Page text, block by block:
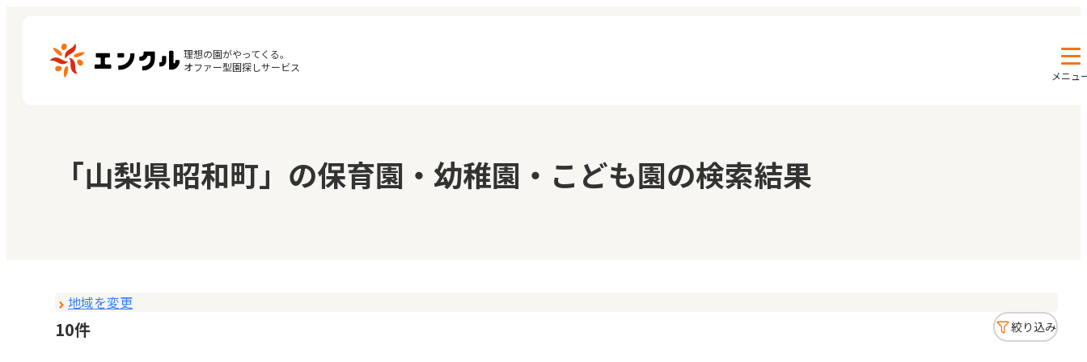
理想の園がやってくる。
オファー型園探しサービス
メニュ
保育園・幼稚園を探す
地図から探す
閲覧履歴
お気に入り
メッセージ
おすすめの園
「山梨県昭和町」の保育園・幼稚園・こども園の検索結果
地域を変更
10件 絞り込み